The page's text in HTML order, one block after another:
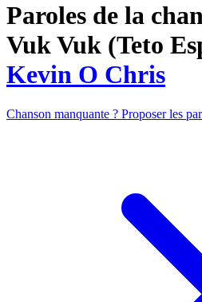
Paroles de la
Vuk Vuk (Teto
Kevin O Chris
Chanson manquante ? Proposer les